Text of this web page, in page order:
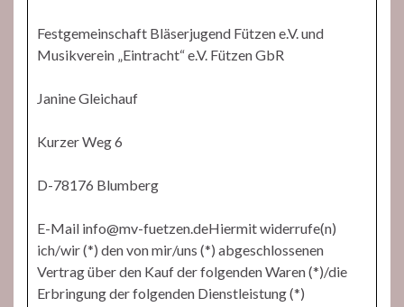
Festgemeinschaft Bläserjugend Fützen e.V. und
Musikverein „Eintracht“ e.V. Fützen GbR
Janine Gleichauf
Kurzer Weg 6
D-78176 Blumberg
E-Mail info@mv-fuetzen.deHiermit widerrufe(n)
ich/wir (*) den von mir/uns (*) abgeschlossenen
Vertrag über den Kauf der folgenden Waren (*)/die
Erbringung der folgenden Dienstleistung (*)